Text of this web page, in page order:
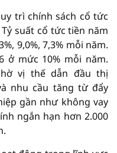
trì chính sách cổ tức
suất cổ tức tiền năm
9,0%, 7,3% mỗi năm.
ở mức 10% mỗi năm.
vị thế dẫn đầu thị
nhu cầu tăng từ đẩy
gần như không vay
ngắn hạn hơn 2.000